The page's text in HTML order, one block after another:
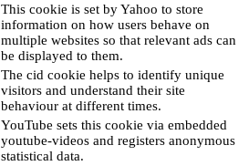
This cookie is set by Yahoo to store
information on how users behave on
multiple websites so that relevant ads can
be displayed to them.
The cid cookie helps to identify unique
visitors and understand their site
behaviour at different times.
YouTube sets this cookie via embedded
youtube-videos and registers anonymous
statistical data.